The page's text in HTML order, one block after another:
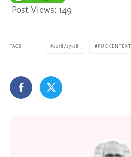
Post Views: 149
TAGS 2018/27-28 RÜCKENTEXT